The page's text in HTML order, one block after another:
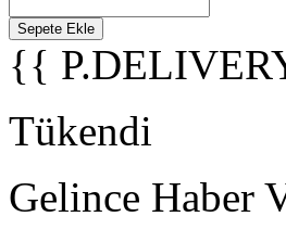
Sepete Ekle
{{
Tükendi
Gelince Haber